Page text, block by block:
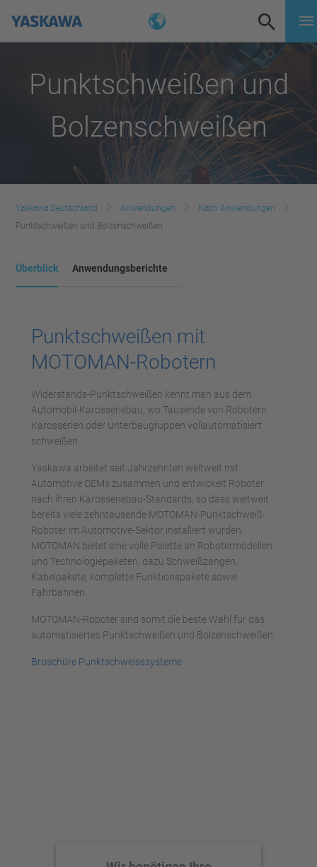
Punktschweißen und
Bolzenschweißen
Yaskawa Deutschland Anwendungen
Nach Anwendungen
Punktschweißen und Bolzenschweißen
Überblick Anwendungsberichte
Punktschweißen mit
MOTOMAN-Robotern
Widerstands-Punktschweißen kennt man aus dem
Automobil-Karosseriebau, wo Tausende von Robotern
Karosserien oder Unterbaugruppen vollautomatisiert
schweißen.
Yaskawa arbeitet seit Jahrzehnten weltweit mit
Automotive OEMs zusammen und entwickelt Roboter
nach ihren Karosseriebau-Standards, so dass weltweit
bereits viele zehntausende MOTOMAN-Punktschweiß-
Roboter im Automotive-Sektor installiert wurden.
MOTOMAN bietet eine volle Palette an Robotermodellen
und Technologiepaketen, dazu Schweißzangen,
Kabelpakete, komplette Funktionspakete sowie
Fahrbahnen.
MOTOMAN-Roboter sind somit die beste Wahl für das
automatisiertes Punktschweißen und Bolzenschweißen.
Broschüre Punktschweisssysteme